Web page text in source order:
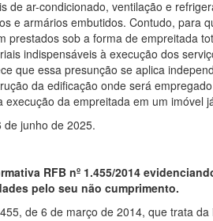
de ar-condicionado, ventilação e
e armários embutidos. Contudo, para
prestados sob a forma de empreitada
indispensáveis à execução dos
que essa presunção se aplica
da edificação onde será
da empreitada em um imóvel
de junho de 2025.
RFB nº 1.455/2014
pelo seu não cumprimento.
de 6 de março de 2014, que trata